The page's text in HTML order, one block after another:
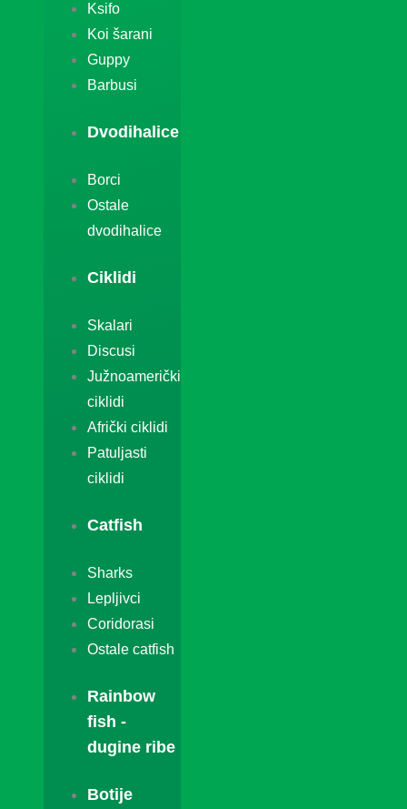
Ksifo
Koi šarani
Guppy
Barbusi
Dvodihalice
Borci
Ostale
dvodihalice
Ciklidi
Skalari
Discusi
Južnoamerički
ciklidi
Afrički ciklidi
Patuljasti
ciklidi
Catfish
Sharks
Lepljivci
Coridorasi
Ostale catfish
Rainbow
fish -
dugine ribe
Botije